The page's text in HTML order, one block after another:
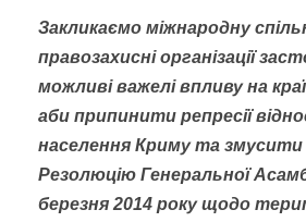
Закликаємо міжнародну
правозахисні організації
можливі важелі впливу на
аби припинити репресії
населення Криму та
Резолюцію Генеральної
березня 2014 року щодо